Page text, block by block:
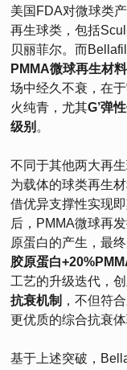
美国FDA对微球类
再生球类，包括
贝丽菲尔。而
PMMA微球再生材料
场中经久不衰，在
火纯青，尤其G’弹
级别 。
不同于其他两大再
为载体的球类再生
借优异支撑性实现
后，PMMA微球再
原蛋白的产生，最
胶原蛋白
工艺的升级迭代，
抗衰机制 ，不但符
更优质的综合抗衰体
基于上述突破，